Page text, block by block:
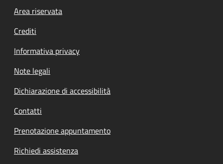
Footer menu
Area riservata
Crediti
Informativa privacy
Note legali
Dichiarazione di accessibilità
Contatti
Prenotazione appuntamento
Richiedi assistenza